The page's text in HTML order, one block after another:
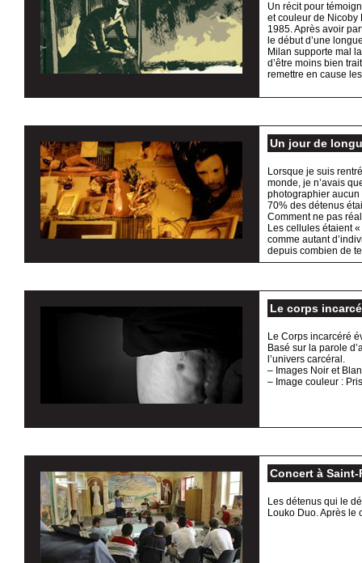
Un récit pour
et couleur de Nicoby
1985. Après avoir
le début d’une
Milan supporte mal
d’être moins bien
remettre en cause
Un jour de
Lorsque je suis
monde, je n’avais
photographier aucun
70% des détenus
Comment ne pas
Les cellules étaient
comme autant
depuis combien de
Le corps
Le Corps incarcéré
Basé sur la parole
l’univers carcéral.
– Images Noir et
– Image couleur :
Concert à
Les détenus qui le
Louko Duo. Après le